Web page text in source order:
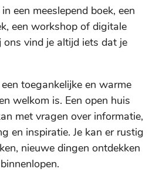
een meeslepend boek, een
een workshop of digitale
ons vind je altijd iets dat je
toegankelijke en warme
welkom is. Een open huis
met vragen over informatie,
en inspiratie. Je kan er rustig
nieuwe dingen ontdekken